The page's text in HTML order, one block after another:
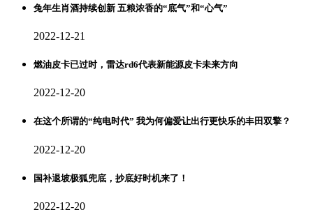
兔年生肖酒持续创新 五粮浓香的“底气”和“心气”
2022-12-21
燃油皮卡已过时，雷达rd6代表新能源皮卡未来方向
2022-12-20
在这个所谓的“纯电时代” 我为何偏爱让出行更快乐的丰田双擎？
2022-12-20
国补退坡极狐兜底，抄底好时机来了！
2022-12-20